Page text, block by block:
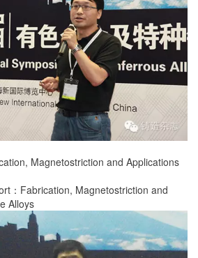
Magnetostriction and Applications
：Fabrication, Magnetostriction and
Alloys